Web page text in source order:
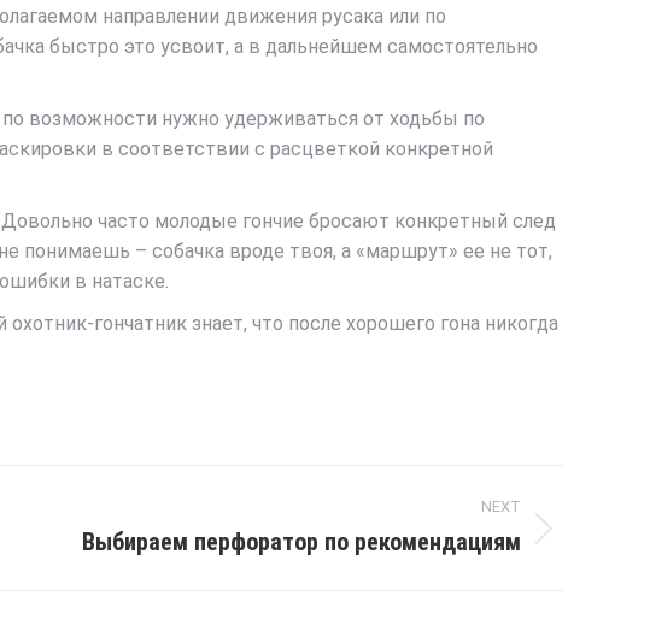
направлении движения русака или по
быстро это усвоит, а в дальнейшем самостоятельно
возможности нужно удерживаться от ходьбы по
в соответствии с расцветкой конкретной
часто молодые гончие бросают конкретный след
понимаешь – собачка вроде твоя, а «маршрут» ее не тот,
в натаске.
гончатник знает, что после хорошего гона никогда
NEXT
Выбираем перфоратор по рекомендациям